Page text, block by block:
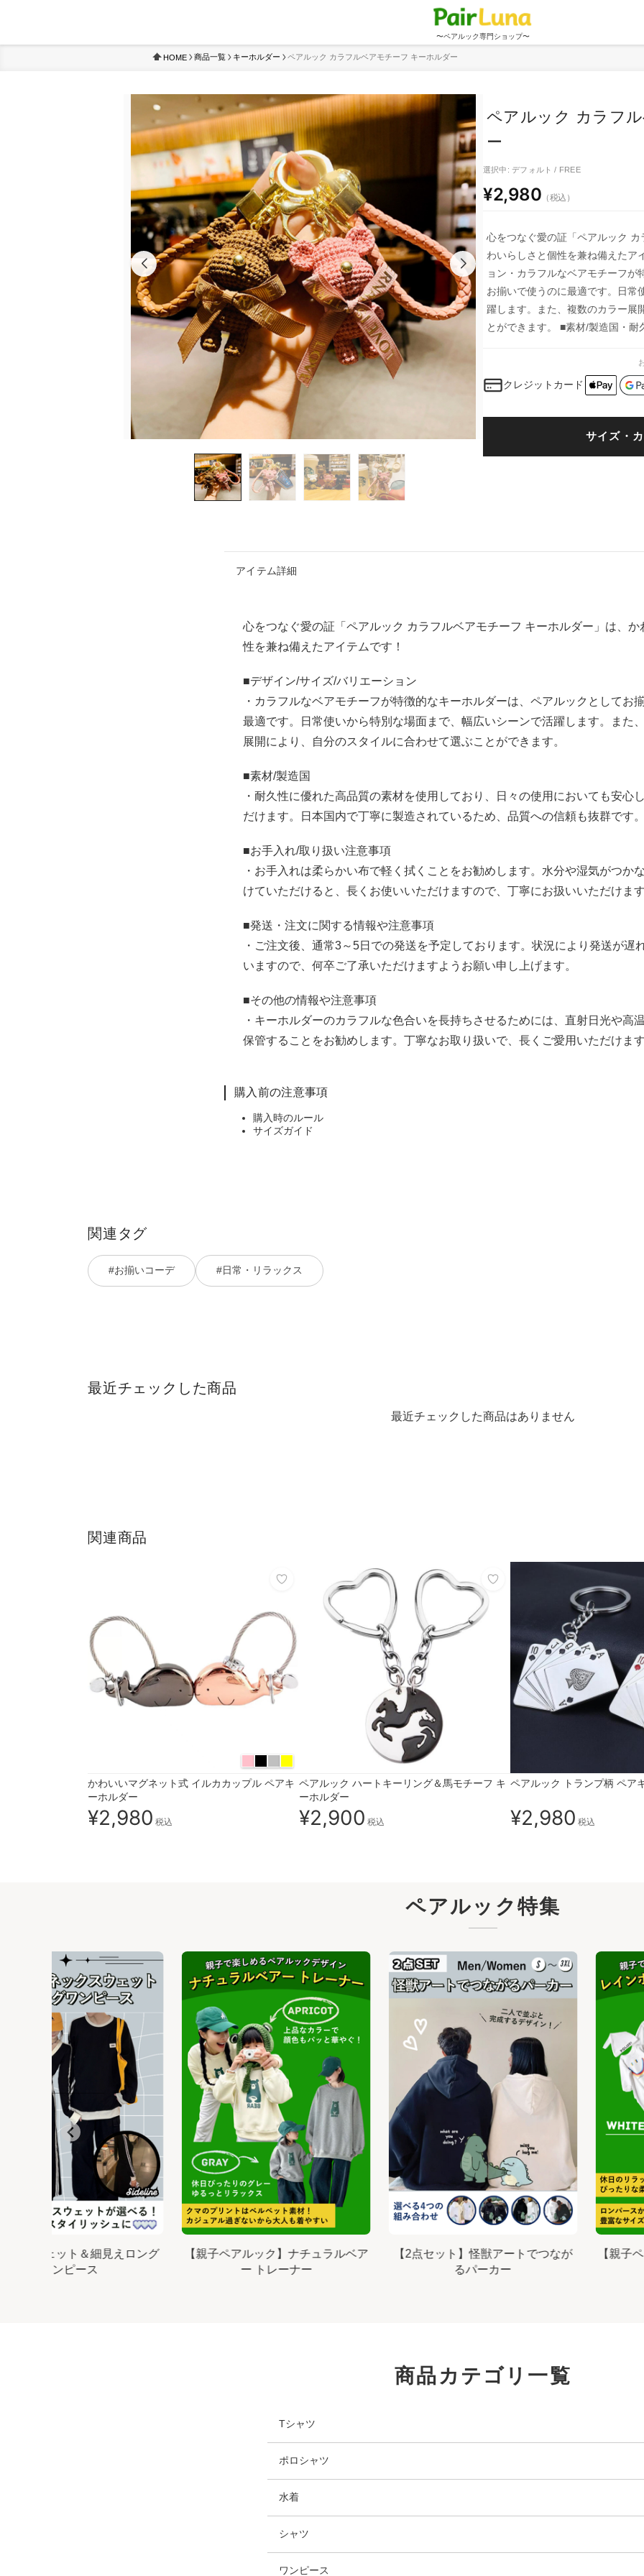
〜ペアルック専門ショップ〜
HOME 商品一覧 キーホルダー ペアルック カラフルベアモチーフ キーホルダー
ペアルック カラフ
ー
選択中: デフォルト / FREE
¥2,980 （税込）
心をつなぐ愛の証「ペアルック
わいらしさと個性を兼ね備えたア
ョン・カラフルなベアモチーフが
お揃いで使うのに最適です。日常
躍します。また、複数のカラー展
とができます。 ■素材/製造国・耐
クレジットカード
サイズ・
アイテム詳細
心をつなぐ愛の証「ペアルック カラフルベアモチーフ キーホルダー」は、か
性を兼ね備えたアイテムです！
■デザイン/サイズ/バリエーション
・カラフルなベアモチーフが特徴的なキーホルダーは、ペアルックとしてお
最適です。日常使いから特別な場面まで、幅広いシーンで活躍します。また
展開により、自分のスタイルに合わせて選ぶことができます。
■素材/製造国
・耐久性に優れた高品質の素材を使用しており、日々の使用においても安心
だけます。日本国内で丁寧に製造されているため、品質への信頼も抜群です。
■お手入れ/取り扱い注意事項
・お手入れは柔らかい布で軽く拭くことをお勧めします。水分や湿気がつか
けていただけると、長くお使いいただけますので、丁寧にお扱いいただけます
■発送・注文に関する情報や注意事項
・ご注文後、通常3～5日での発送を予定しております。状況により発送が遅
いますので、何卒ご了承いただけますようお願い申し上げます。
■その他の情報や注意事項
・キーホルダーのカラフルな色合いを長持ちさせるためには、直射日光や高
保管することをお勧めします。丁寧なお取り扱いで、長くご愛用いただけます
購入前の注意事項
購入時のルール
サイズガイド
関連タグ
#お揃いコーデ #日常・リラックス
最近チェックした商品
最近チェックした商品はありません
関連商品
かわいいマグネット式 イルカカップル ペアキ
ーホルダー
¥2,980 税込
ペアルック ハートキーリング＆馬モチーフ キ
ーホルダー
¥2,900 税込
ペアルック トランプ柄 ペア
¥2,980 税込
ペアルック特集
クスウェット＆細見えロング
ワンピース
【親子ペアルック】ナチュラルベア
ー トレーナー
【2点セット】怪獣アートでつなが
るパーカー
【親子
商品カテゴリ一覧
Tシャツ
ポロシャツ
水着
シャツ
ワンピース